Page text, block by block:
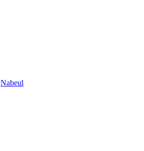
Nabeul